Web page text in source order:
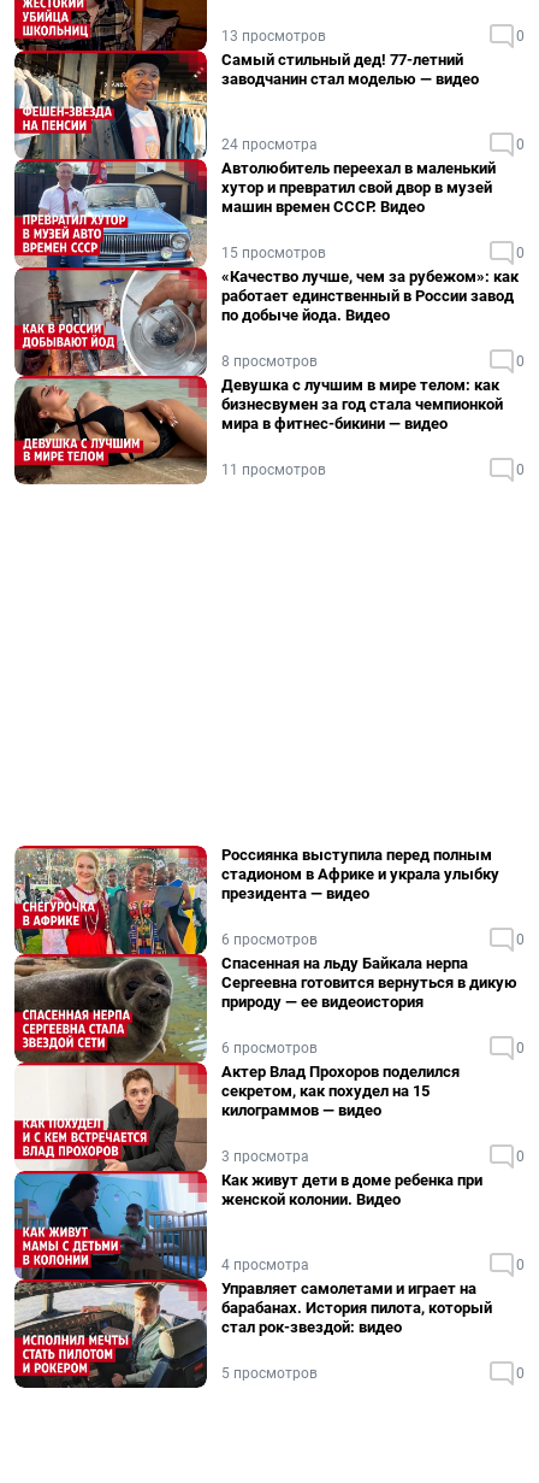
13 просмотров 0
Самый стильный дед! 77-летний
заводчанин стал моделью — видео
24 просмотра 0
Автолюбитель переехал в маленький
хутор и превратил свой двор в музей
машин времен СССР. Видео
15 просмотров 0
«Качество лучше, чем за рубежом»: как
работает единственный в России завод
по добыче йода. Видео
8 просмотров 0
Девушка с лучшим в мире телом: как
бизнесвумен за год стала чемпионкой
мира в фитнес-бикини — видео
11 просмотров 0
Россиянка выступила перед полным
стадионом в Африке и украла улыбку
президента — видео
6 просмотров 0
Спасенная на льду Байкала нерпа
Сергеевна готовится вернуться в дикую
природу — ее видеоистория
6 просмотров 0
Актер Влад Прохоров поделился
секретом, как похудел на 15
килограммов — видео
3 просмотра 0
Как живут дети в доме ребенка при
женской колонии. Видео
4 просмотра 0
Управляет самолетами и играет на
барабанах. История пилота, который
стал рок-звездой: видео
5 просмотров 0